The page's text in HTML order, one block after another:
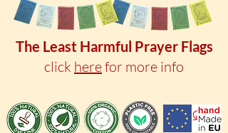
The Least Harmful Prayer Flags
click herefor more info